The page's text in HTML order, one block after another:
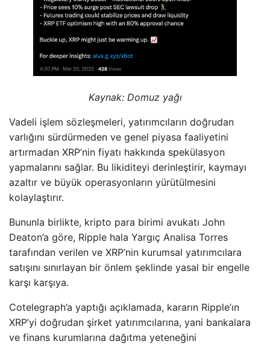
Kaynak: Domuz yağı
Vadeli işlem sözleşmeleri, yatırımcıların doğrudan
varlığını sürdürmeden ve genel piyasa faaliyetini
artırmadan XRP’nin fiyatı hakkında spekülasyon
yapmalarını sağlar. Bu likiditeyi derinleştirir, kaymayı
azaltır ve büyük operasyonların yürütülmesini
kolaylaştırır.
Bununla birlikte, kripto para birimi avukatı John
Deaton’a göre, Ripple hala Yargıç Analisa Torres
tarafından verilen ve XRP’nin kurumsal yatırımcılara
satışını sınırlayan bir önlem şeklinde yasal bir engelle
karşı karşıya.
Cotelegraph’a yaptığı açıklamada, kararın Ripple’ın
XRP’yi doğrudan şirket yatırımcılarına, yani bankalara
ve finans kurumlarına dağıtma yeteneğini